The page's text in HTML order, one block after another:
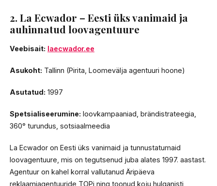
2. La Ecwador – Eesti üks vanimaid ja
auhinnatud loovagentuure
Veebisait: laecwador.ee
Asukoht: Tallinn (Pirita, Loomevälja agentuuri hoone)
Asutatud: 1997
Spetsialiseerumine: loovkampaaniad, brändistrateegia,
360° turundus, sotsiaalmeedia
La Ecwador on Eesti üks vanimaid ja tunnustatumaid
loovagentuure, mis on tegutsenud juba alates 1997. aastast.
Agentuur on kahel korral vallutanud Äripäeva
reklaamiagentuuride TOPi ning toonud koju hulganisti